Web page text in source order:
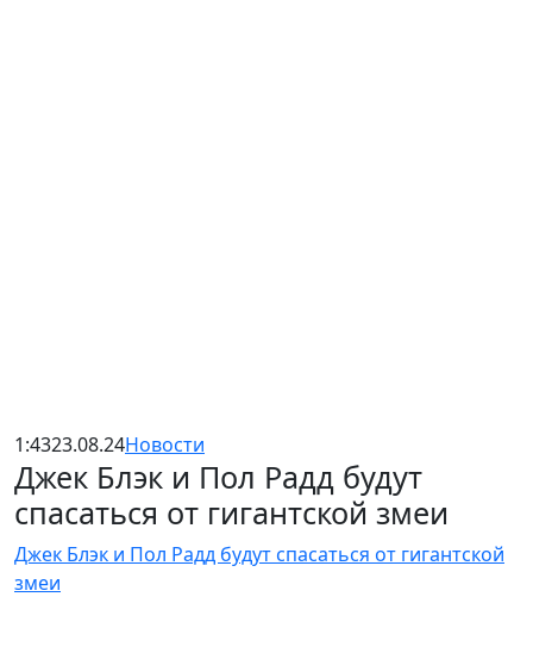
1:4323.08.24Новости
Джек Блэк и Пол Радд будут
спасаться от гигантской змеи
Джек Блэк и Пол Радд будут спасаться от гигантской
змеи